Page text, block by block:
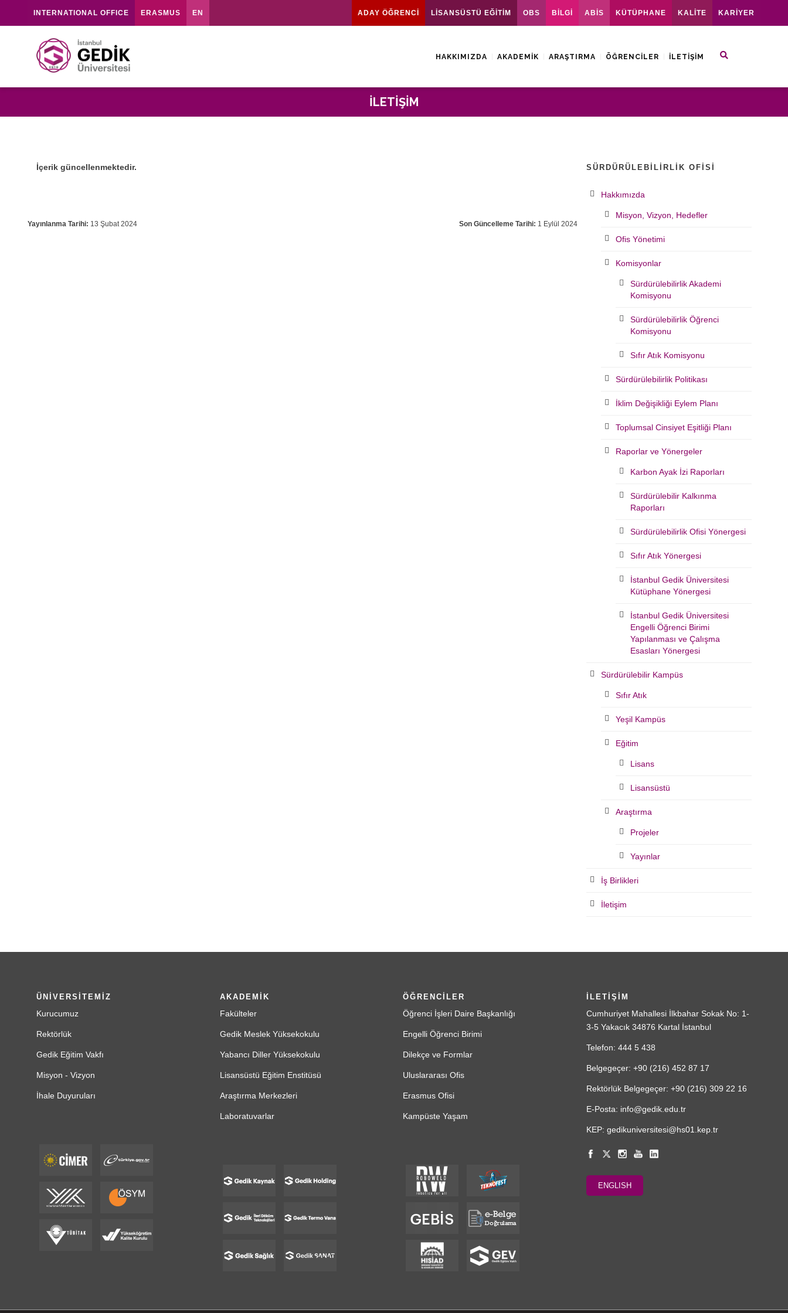
INTERNATIONAL OFFICE ERASMUS EN ADAY ÖĞRENCİ LİSANSÜSTÜ EĞİTİM OBS BİLGİ ABİS KÜTÜPHANE KALİTE KARİYER
HAKKIMIZDA AKADEMIK ARAŞTIRMA ÖĞRENCILER İLETIŞIM
İLETIŞIM
İçerik güncellenmektedir.
Yayınlanma Tarihi: 13 Şubat 2024 Son Güncelleme Tarihi: 1 Eylül 2024
SÜRDÜRÜLEBILIRLIK OFISI
Hakkımızda
Misyon, Vizyon, Hedefler
Ofis Yönetimi
Komisyonlar
Sürdürülebilirlik Akademi
Komisyonu
Sürdürülebilirlik Öğrenci
Komisyonu
Sıfır Atık Komisyonu
Sürdürülebilirlik Politikası
İklim Değişikliği Eylem Planı
Toplumsal Cinsiyet Eşitliği Planı
Raporlar ve Yönergeler
Karbon Ayak İzi Raporları
Sürdürülebilir Kalkınma
Raporları
Sürdürülebilirlik Ofisi Yönergesi
Sıfır Atık Yönergesi
İstanbul Gedik Üniversitesi
Kütüphane Yönergesi
İstanbul Gedik Üniversitesi
Engelli Öğrenci Birimi
Yapılanması ve Çalışma
Esasları Yönergesi
Sürdürülebilir Kampüs
Sıfır Atık
Yeşil Kampüs
Eğitim
Lisans
Lisansüstü
Araştırma
Projeler
Yayınlar
İş Birlikleri
İletişim
ÜNİVERSİTEMİZ
Kurucumuz
Rektörlük
Gedik Eğitim Vakfı
Misyon - Vizyon
İhale Duyuruları
AKADEMİK
Fakülteler
Gedik Meslek Yüksekokulu
Yabancı Diller Yüksekokulu
Lisansüstü Eğitim Enstitüsü
Araştırma Merkezleri
Laboratuvarlar
ÖĞRENCİLER
Öğrenci İşleri Daire Başkanlığı
Engelli Öğrenci Birimi
Dilekçe ve Formlar
Uluslararası Ofis
Erasmus Ofisi
Kampüste Yaşam
İLETİŞİM
Cumhuriyet Mahallesi İlkbahar Sokak No: 1-
3-5 Yakacık 34876 Kartal İstanbul
Telefon: 444 5 438
Belgegeçer: +90 (216) 452 87 17
Rektörlük Belgegeçer: +90 (216) 309 22 16
E-Posta: info@gedik.edu.tr
KEP: gedikuniversitesi@hs01.kep.tr
ENGLISH